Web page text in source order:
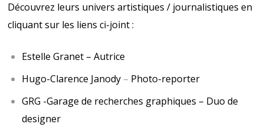
Découvrez leurs univers artistiques / journalistiques en
cliquant sur les liens ci-joint :
Estelle Granet – Autrice
Hugo-Clarence Janody – Photo-reporter
GRG -Garage de recherches graphiques – Duo de
designer